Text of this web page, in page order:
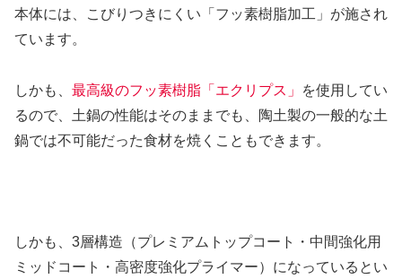
本体には、こびりつきにくい「フッ素樹脂加工」が施され
ています。
しかも、 最高級のフッ素樹脂「エクリプス」
を使用してい
るので、土鍋の性能はそのままでも、陶土製の一般的な土
鍋では不可能だった食材を焼くこともできます。
しかも、3層構造（プレミアムトップコート・中間強化用
ミッドコート・高密度強化プライマー）になっているとい